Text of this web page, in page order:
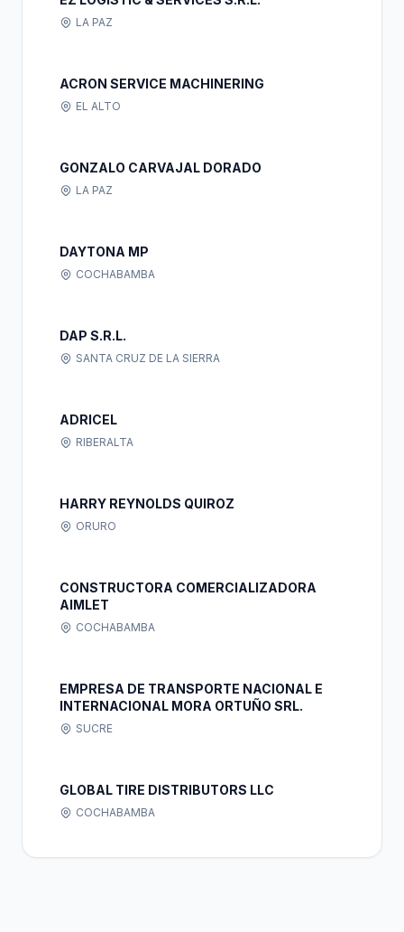
LA PAZ
ACRON SERVICE MACHINERING
EL ALTO
GONZALO CARVAJAL DORADO
LA PAZ
DAYTONA MP
COCHABAMBA
DAP S.R.L.
SANTA CRUZ DE LA SIERRA
ADRICEL
RIBERALTA
HARRY REYNOLDS QUIROZ
ORURO
CONSTRUCTORA COMERCIALIZADORA
AIMLET
COCHABAMBA
EMPRESA DE TRANSPORTE NACIONAL E
INTERNACIONAL MORA ORTUÑO SRL.
SUCRE
GLOBAL TIRE DISTRIBUTORS LLC
COCHABAMBA